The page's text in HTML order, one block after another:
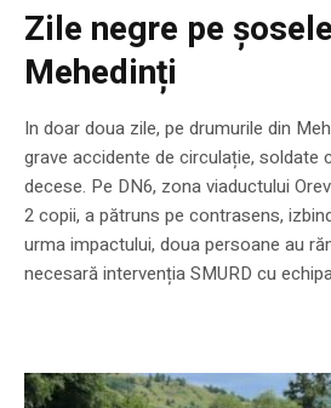
Zile negre pe
Mehedinți
In doar doua zile, pe drumurile din
grave accidente de circulație, soldate
decese. Pe DN6, zona viaductului
2 copii, a pătruns pe contrasens,
urma impactului, doua persoane au
necesară intervenția SMURD cu